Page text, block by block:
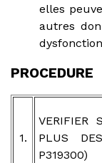
elles
autres
PROCEDURE
1.
VERIFIER
PLUS
P319300)